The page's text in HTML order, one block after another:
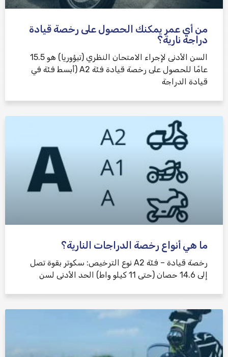
من أي عمر يمكنك الحصول على رخصة قيادة
دراجة نارية؟
السن الأدنى لإجراء الامتحان النظري (تيؤوريا) هو 15.5
عامًا للحصول على رخصة قيادة فئة A2 (أبسط فئة في
قيادة الدراجة
ما هي أنواع رخصة الدراجات النارية؟
رخصة قيادة – فئة A2 نوع الترخيص: سكوتر بقوة تصل
إلى 14.6 حصان (حتى 11 كيلو واط) الحد الأدنى لسن